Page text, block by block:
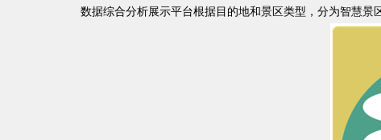
数据综合分析展示平台根据目的地和景区类型，分为智慧景